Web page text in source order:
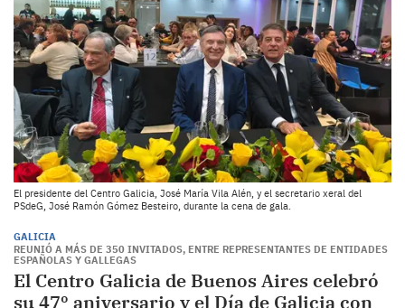
El presidente del Centro Galicia, José María Vila Alén, y el secretario xeral del
PSdeG, José Ramón Gómez Besteiro, durante la cena de gala.
GALICIA
REUNIÓ A MÁS DE 350 INVITADOS, ENTRE REPRESENTANTES DE ENTIDADES
ESPAÑOLAS Y GALLEGAS
El Centro Galicia de Buenos Aires celebró
su 47º aniversario y el Día de Galicia con